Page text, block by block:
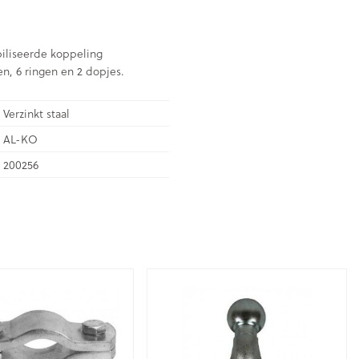
koppeling
6 ringen en 2 dopjes.
Verzinkt staal
AL-KO
200256